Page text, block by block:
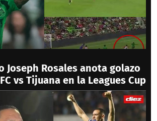
Joseph Rosales anota golazo
vs Tijuana en la Leagues Cup